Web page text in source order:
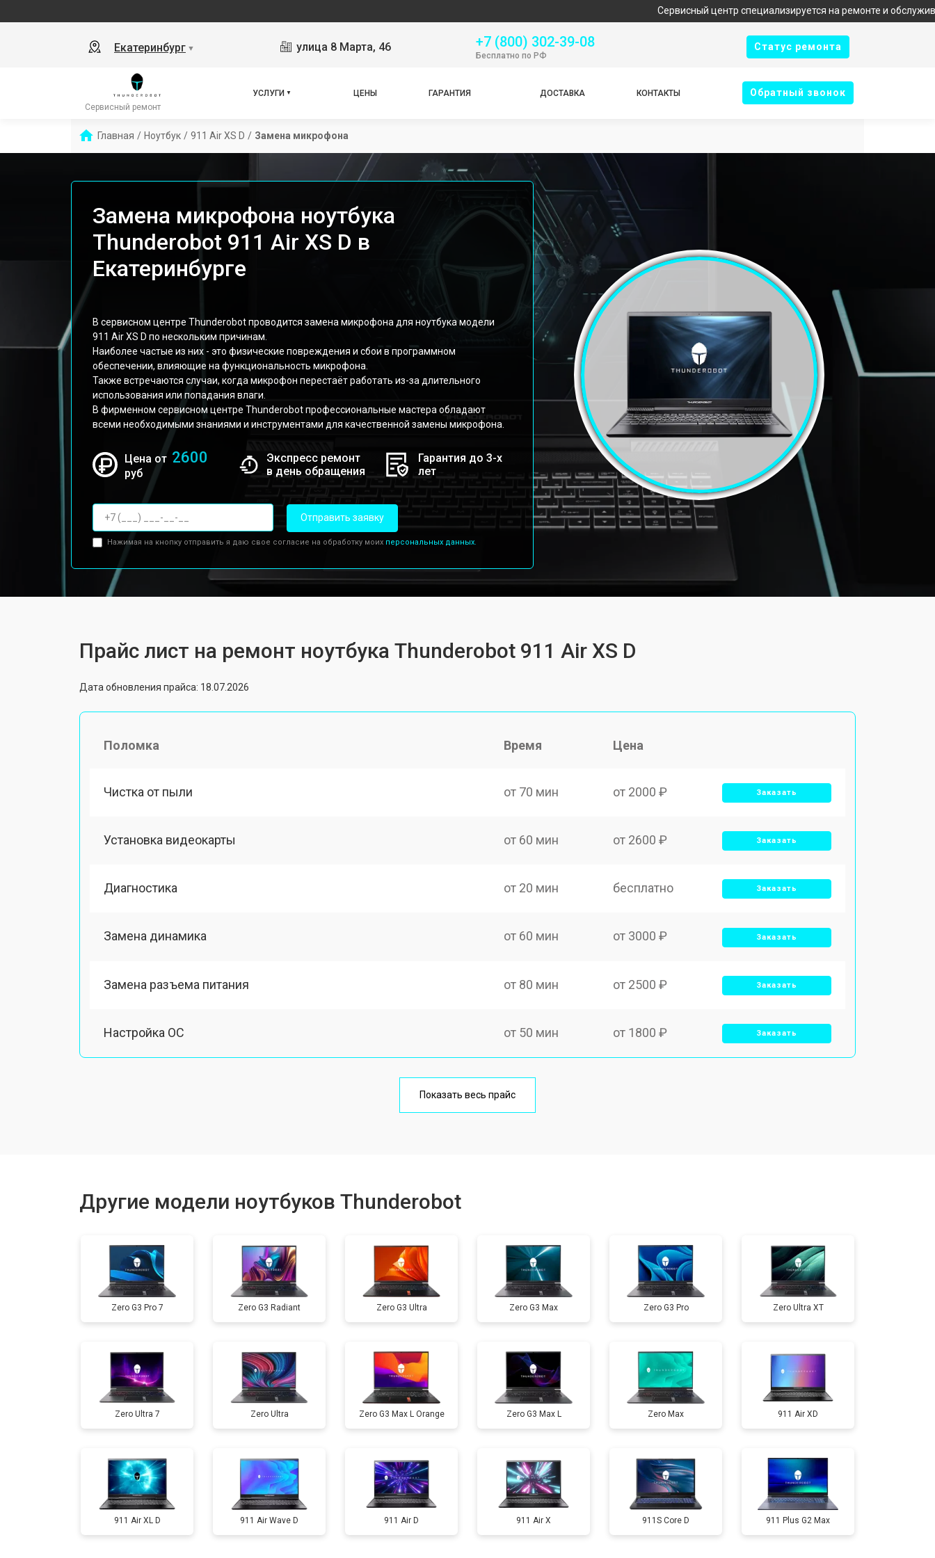
Сервисный центр специализируется на ремонте и обслуживании
Екатеринбург ▼ улица 8 Марта, 46 +7 (800) 302-39-08
Бесплатно по РФ
Cтатус ремонта
Сервисный ремонт
УСЛУГИ ЦЕНЫ ГАРАНТИЯ ДОСТАВКА КОНТАКТЫ Oбратный звонок
Главная / Ноутбук / 911 Air XS D / Замена микрофона
Замена микрофона ноутбука
Thunderobot 911 Air XS D в
Екатеринбурге
В сервисном центре Thunderobot проводится замена микрофона для ноутбука модели
911 Air XS D по нескольким причинам.
Наиболее частые из них - это физические повреждения и сбои в программном
обеспечении, влияющие на функциональность микрофона.
Также встречаются случаи, когда микрофон перестаёт работать из-за длительного
использования или попадания влаги.
В фирменном сервисном центре Thunderobot профессиональные мастера обладают
всеми необходимыми знаниями и инструментами для качественной замены микрофона.
Цена от 2600
руб
Экспресс ремонт
в день обращения
Гарантия до 3-х
лет
Отправить заявку
Нажимая на кнопку отправить я даю свое согласие на обработку моих персональных данных.
Прайс лист на ремонт ноутбука Thunderobot 911 Air XS D
Дата обновления прайса: 18.07.2026
Поломка Время Цена
Чистка от пыли от 70 мин от 2000 ₽ Заказать
Установка видеокарты от 60 мин от 2600 ₽ Заказать
Диагностика от 20 мин бесплатно Заказать
Замена динамика от 60 мин от 3000 ₽ Заказать
Замена разъема питания от 80 мин от 2500 ₽ Заказать
Настройка ОС от 50 мин от 1800 ₽ Заказать
от 100 мин
Ремонт мультиконтроллера от 80 мин от 2300 ₽ Заказать
Замена жесткого диска HDD/SSD от 60 мин от 3300 ₽ Заказать
Замена разъема HDMI от 110 мин от 3800 ₽ Заказать
Замена тачпада от 50 мин от 1500 ₽ Заказать
Замена клавиатуры от 90 мин от 2900 ₽ Заказать
Замена аккумулятора от 40 мин от 1200 ₽ Заказать
Показать весь прайс
Другие модели ноутбуков Thunderobot
Zero G3 Pro 7 Zero G3 Radiant Zero G3 Ultra Zero G3 Max Zero G3 Pro Zero Ultra XT
Zero Ultra 7 Zero Ultra Zero G3 Max L Orange Zero G3 Max L Zero Max 911 Air XD
911 Air XL D 911 Air Wave D 911 Air D 911 Air X 911S Core D 911 Plus G2 Max